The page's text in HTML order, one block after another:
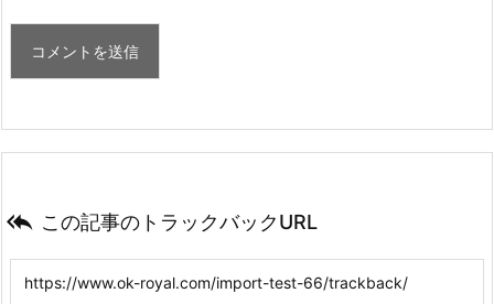
 この記事のトラックバックURL